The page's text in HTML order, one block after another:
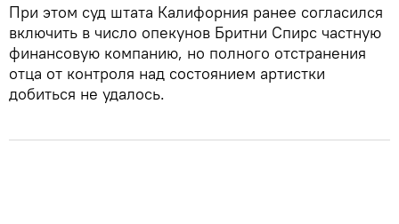
При этом суд штата Калифорния ранее согласился
включить в число опекунов Бритни Спирс частную
финансовую компанию, но полного отстранения
отца от контроля над состоянием артистки
добиться не удалось.